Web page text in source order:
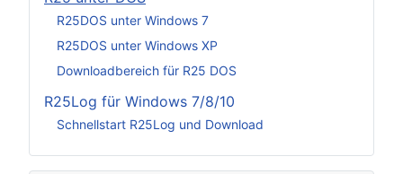
R25DOS unter Windows 7
R25DOS unter Windows XP
Downloadbereich für R25 DOS
R25Log für Windows 7/8/10
Schnellstart R25Log und Download